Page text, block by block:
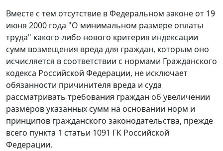
Вместе с тем отсутствие вФедеральном законе от 19
июня 2000 года "О минимальном размере оплаты
труда" какого-либо нового критерия индексации
сумм возмещения вреда для граждан, которым оно
исчисляется в соответствии с нормами Гражданского
кодекса Российской Федерации, не исключает
обязанности причинителя вреда и суда
рассматривать требования граждан об увеличении
размеров указанных сумм на основании норм и
принципов гражданского законодательства, прежде
всего пункта 1 статьи 1091 ГК Российской
Федерации.